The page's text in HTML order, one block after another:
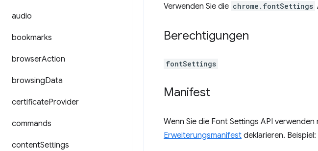
audio
bookmarks
browserAction
browsingData
certificateProvider
commands
contentSettings
Verwenden Sie die chrome.fontSettings
Berechtigungen
fontSettings
Manifest
Wenn Sie die Font Settings API
Erweiterungsmanifest deklarieren. Beispiel: